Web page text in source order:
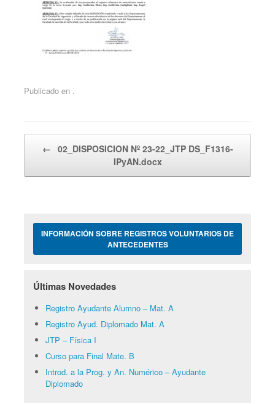
Publicado en .
← 02_DISPOSICION Nº 23-22_JTP DS_F1316-
IPyAN.docx
INFORMACIÓN SOBRE REGISTROS VOLUNTARIOS DE
ANTECEDENTES
Últimas Novedades
Registro Ayudante Alumno – Mat. A
Registro Ayud. Diplomado Mat. A
JTP – Física I
Curso para Final Mate. B
Introd. a la Prog. y An. Numérico – Ayudante
Diplomado